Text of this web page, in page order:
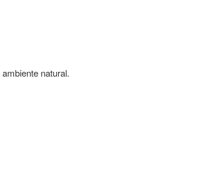
natural.